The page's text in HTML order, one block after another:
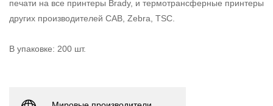
печати на все принтеры Brady, и термотрансферные принтеры
других производителей CAB, Zebra, TSC.
В упаковке: 200 шт.